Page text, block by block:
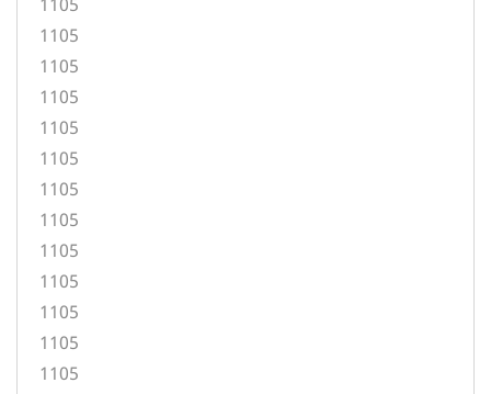
1105
1105
1105
1105
1105
1105
1105
1105
1105
1105
1105
1105